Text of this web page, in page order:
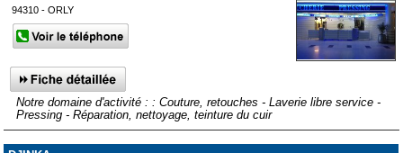
94310 - ORLY
Notre domaine d'activité : : Couture, retouches - Laverie libre service -
Pressing - Réparation, nettoyage, teinture du cuir